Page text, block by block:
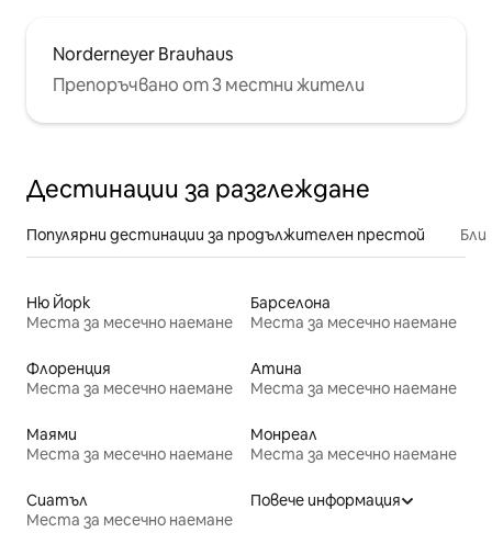
Norderneyer Brauhaus
Препоръчвано от 3 местни жители
Дестинации за разглеждане
Популярни дестинации за продължителен престой
Ню Йорк
Места за месечно наемане
Барселона
Места за месечно наемане
Флоренция
Места за месечно наемане
Атина
Места за месечно наемане
Маями
Места за месечно наемане
Монреал
Места за месечно наемане
Сиатъл
Места за месечно наемане
Повече информация